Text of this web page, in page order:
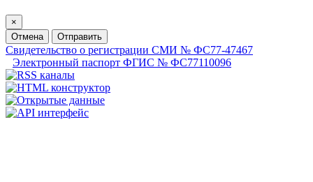
×
Отмена
Отправить
Свидетельство о регистрации СМИ № ФС77-47467
Электронный паспорт ФГИС № ФС77110096